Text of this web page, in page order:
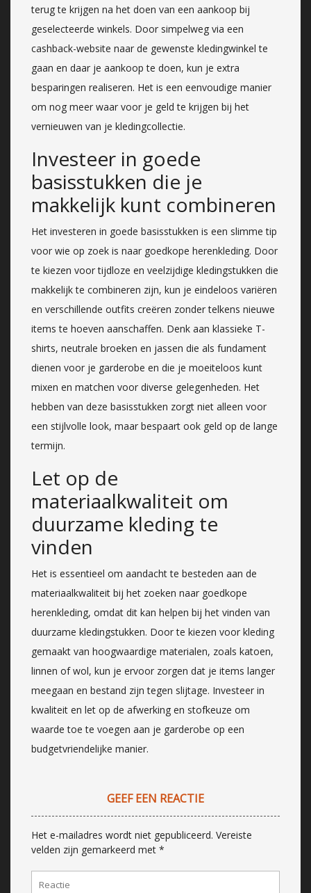
terug te krijgen na het doen van een aankoop bij
geselecteerde winkels. Door simpelweg via een
cashback-website naar de gewenste kledingwinkel te
gaan en daar je aankoop te doen, kun je extra
besparingen realiseren. Het is een eenvoudige manier
om nog meer waar voor je geld te krijgen bij het
vernieuwen van je kledingcollectie.
Investeer in goede
basisstukken die je
makkelijk kunt combineren
Het investeren in goede basisstukken is een slimme tip
voor wie op zoek is naar goedkope herenkleding. Door
te kiezen voor tijdloze en veelzijdige kledingstukken die
makkelijk te combineren zijn, kun je eindeloos variëren
en verschillende outfits creëren zonder telkens nieuwe
items te hoeven aanschaffen. Denk aan klassieke T-
shirts, neutrale broeken en jassen die als fundament
dienen voor je garderobe en die je moeiteloos kunt
mixen en matchen voor diverse gelegenheden. Het
hebben van deze basisstukken zorgt niet alleen voor
een stijlvolle look, maar bespaart ook geld op de lange
termijn.
Let op de
materiaalkwaliteit om
duurzame kleding te
vinden
Het is essentieel om aandacht te besteden aan de
materiaalkwaliteit bij het zoeken naar goedkope
herenkleding, omdat dit kan helpen bij het vinden van
duurzame kledingstukken. Door te kiezen voor kleding
gemaakt van hoogwaardige materialen, zoals katoen,
linnen of wol, kun je ervoor zorgen dat je items langer
meegaan en bestand zijn tegen slijtage. Investeer in
kwaliteit en let op de afwerking en stofkeuze om
waarde toe te voegen aan je garderobe op een
budgetvriendelijke manier.
GEEF EEN REACTIE
Het e-mailadres wordt niet gepubliceerd. Vereiste
velden zijn gemarkeerd met *